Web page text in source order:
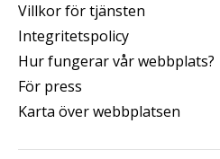
Villkor för tjänsten
Integritetspolicy
Hur fungerar vår webbplats?
För press
Karta över webbplatsen